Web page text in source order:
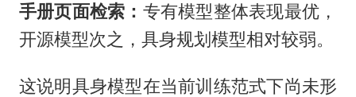
手册页面检索： 专有模型整体表现最优，
开源模型次之，具身规划模型相对较弱。
这说明具身模型在当前训练范式下尚未形